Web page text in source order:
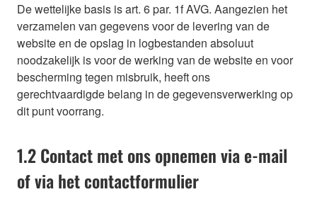
De wettelijke basis is art. 6 par. 1f AVG. Aangezien het
verzamelen van gegevens voor de levering van de
website en de opslag in logbestanden absoluut
noodzakelijk is voor de werking van de website en voor
bescherming tegen misbruik, heeft ons
gerechtvaardigde belang in de gegevensverwerking op
dit punt voorrang.
1.2 Contact met ons opnemen via e-mail
of via het contactformulier